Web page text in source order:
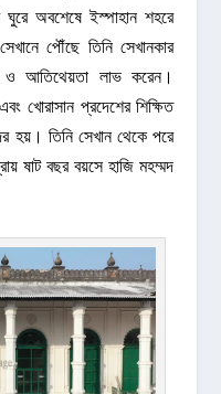
অবশেষে ইস্পাহান শহরে
পৌঁছে তিনি সেখানকার
ও আতিথেয়তা লাভ করেন।
খোরাসান প্রদেশের শিক্ষিত
হয়। তিনি সেখান থেকে পরে
ষাট বছর বয়সে হাজি মহম্মদ